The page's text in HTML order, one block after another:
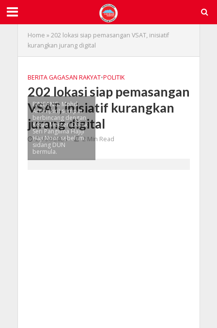
Home »202 lokasi siap pemasangan VSAT, inisiatif
kurangkan jurang digital
BERITA GAGASAN RAKYAT•POLITIK
202 lokasi siap pemasangan
VSAT, inisiatif kurangkan
jurang digital
25/04/2024 2 Min Read
BINCANG: Mohd
Arifin (kiri) sempat
berbincang dengan
Ketua Menteri Datuk
Seri Panglima Hajiji
Haji Noor sebelum
sidang DUN
bermula.